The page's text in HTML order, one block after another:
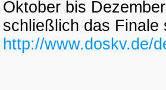
Oktober bis
schließlich das Finale
http://www.doskv.de/